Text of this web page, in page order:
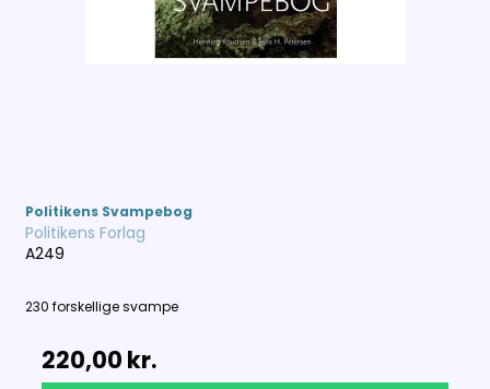
Politikens Svampebog
Politikens Forlag
A249
230 forskellige svampe
220,00 kr.